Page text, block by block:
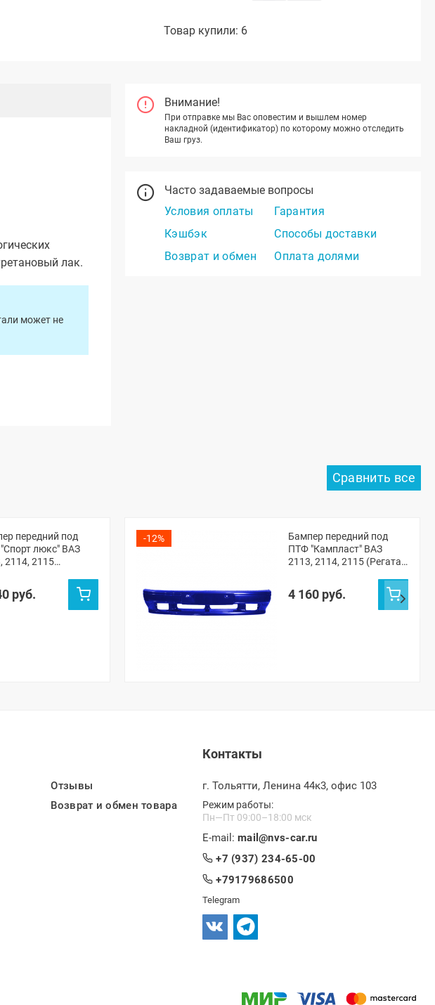
Товар купили: 6
Внимание!
При отправке мы Вас оповестим и вышлем номер
накладной (идентификатор) по которому можно отследить
Ваш груз.
Часто задаваемые вопросы
Условия оплаты
Гарантия
Кэшбэк
Способы доставки
Возврат и обмен
Оплата долями
лак.
может не
передний под
люкс" ВАЗ
2114, 2115
руб.
-12%
Бампер передний под
ПТФ "Кампласт" ВАЗ
2113, 2114, 2115 (Регата
4 160 руб.
Отзывы
Возврат и обмен товара
Контакты
г. Тольятти, Ленина 44к3, офис 103
Режим работы:
Пн—Пт 09:00–18:00 мск
E-mail: mail@nvs-car.ru
+7 (937) 234-65-00
+79179686500
Telegram